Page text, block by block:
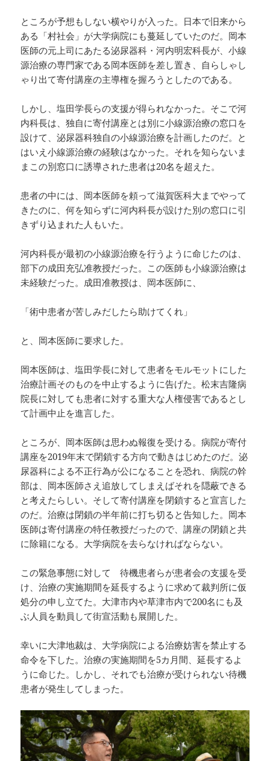
ところが予想もしない横やりが入った。日本で旧来から
ある「村社会」が大学病院にも蔓延していたのだ。岡本
医師の元上司にあたる泌尿器科・河内明宏科長が、小線
源治療の専門家である岡本医師を差し置き、自らしゃし
ゃり出て寄付講座の主導権を握ろうとしたのである。
しかし、塩田学長らの支援が得られなかった。そこで河
内科長は、独自に寄付講座とは別に小線源治療の窓口を
設けて、泌尿器科独自の小線源治療を計画したのだ。と
はいえ小線源治療の経験はなかった。それを知らないま
まこの別窓口に誘導された患者は20名を超えた。
患者の中には、岡本医師を頼って滋賀医科大までやって
きたのに、何を知らずに河内科長が設けた別の窓口に引
きずり込まれた人もいた。
河内科長が最初の小線源治療を行うように命じたのは、
部下の成田充弘准教授だった。この医師も小線源治療は
未経験だった。成田准教授は、岡本医師に、
「術中患者が苦しみだしたら助けてくれ」
と、岡本医師に要求した。
岡本医師は、塩田学長に対して患者をモルモットにした
治療計画そのものを中止するように告げた。松末吉隆病
院長に対しても患者に対する重大な人権侵害であるとし
て計画中止を進言した。
ところが、岡本医師は思わぬ報復を受ける。病院が寄付
講座を2019年末で閉鎖する方向で動きはじめたのだ。泌
尿器科による不正行為が公になることを恐れ、病院の幹
部は、岡本医師さえ追放してしまえばそれを隠蔽できる
と考えたらしい。そして寄付講座を閉鎖すると宣言した
のだ。治療は閉鎖の半年前に打ち切ると告知した。岡本
医師は寄付講座の特任教授だったので、講座の閉鎖と共
に除籍になる。大学病院を去らなければならない。
この緊急事態に対して 待機患者らが患者会の支援を受
け、治療の実施期間を延長するように求めて裁判所に仮
処分の申し立てた。大津市内や草津市内で200名にも及
ぶ人員を動員して街宣活動も展開した。
幸いに大津地裁は、大学病院による治療妨害を禁止する
命令を下した。治療の実施期間を5カ月間、延長するよ
うに命じた。しかし、それでも治療が受けられない待機
患者が発生してしまった。